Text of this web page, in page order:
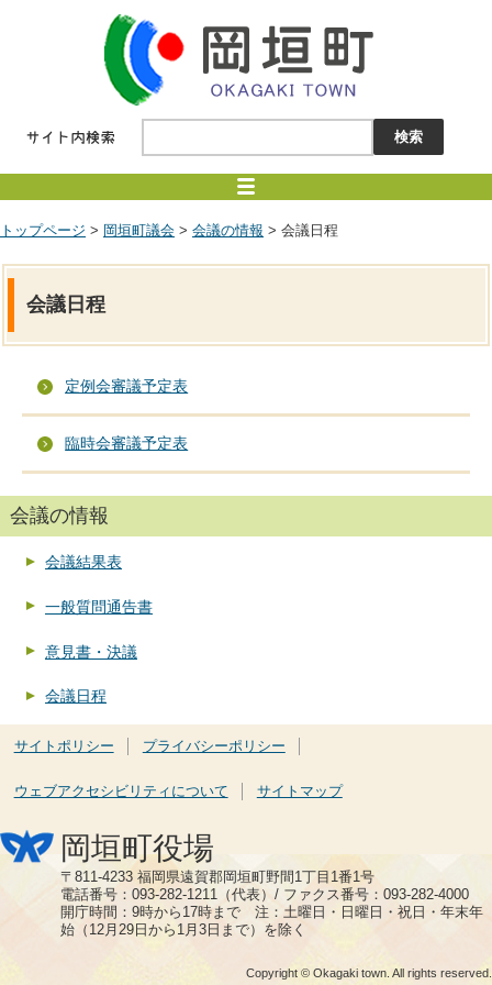
トップページ > 岡垣町議会 > 会議の情報 > 会議日程
会議日程
定例会審議予定表
臨時会審議予定表
会議の情報
会議結果表
一般質問通告書
意見書・決議
会議日程
サイトポリシー プライバシーポリシー
ウェブアクセシビリティについて サイトマップ
岡垣町役場
〒811-4233 福岡県遠賀郡岡垣町野間1丁目1番1号
電話番号：093-282-1211（代表）/ ファクス番号：093-282-4000
開庁時間：9時から17時まで 注：土曜日・日曜日・祝日・年末年
始（12月29日から1月3日まで）を除く
Copyright © Okagaki town. All rights reserved.